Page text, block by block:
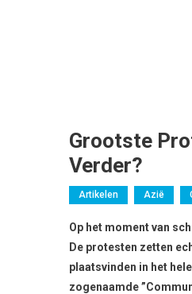
Grootste
Verder?
Artikelen Azië
Op het moment van
De protesten zetten
plaatsvinden in het
zogenaamde